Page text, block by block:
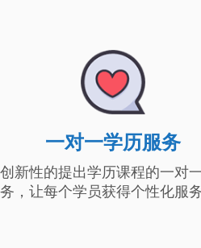
一对一学历服务
创新性的提出学历课程的一对
务，让每个学员获得个性化服